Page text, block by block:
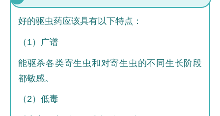
好的驱虫药应该具有以下特点：
（1）广谱
能驱杀各类寄生虫和对寄生虫的不同生长阶段
都敏感。
（2）低毒